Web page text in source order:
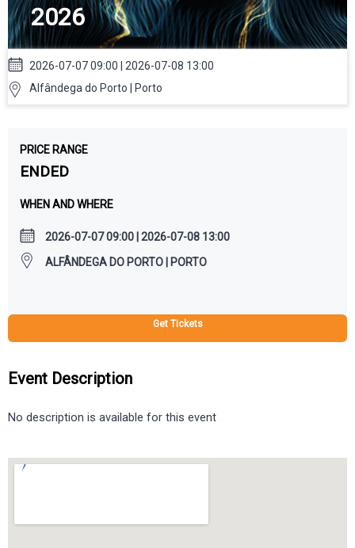
2026
2026-07-07 09:00 | 2026-07-08 13:00
Alfândega do Porto | Porto
PRICE RANGE
ENDED
WHEN AND WHERE
2026-07-07 09:00 | 2026-07-08 13:00
ALFÂNDEGA DO PORTO | PORTO
Get Tickets
Event Description
No description is available for this event